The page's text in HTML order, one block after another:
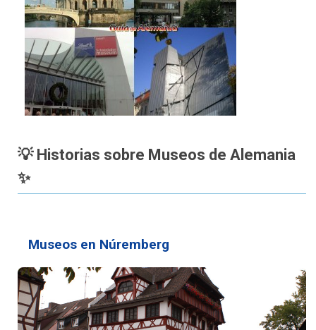
💡 Historias sobre Museos de Alemania
✨
Museos en Núremberg